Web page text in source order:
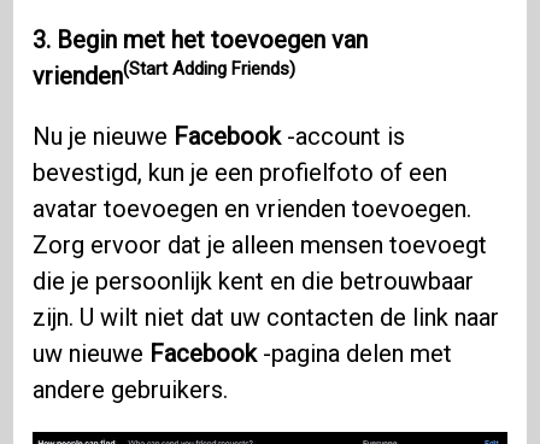
3. Begin met het toevoegen van
vrienden(Start Adding Friends)
Nu je nieuwe Facebook-account is
bevestigd, kun je een profielfoto of een
avatar toevoegen en vrienden toevoegen.
Zorg ervoor dat je alleen mensen toevoegt
die je persoonlijk kent en die betrouwbaar
zijn. U wilt niet dat uw contacten de link naar
uw nieuwe Facebook-pagina delen met
andere gebruikers.